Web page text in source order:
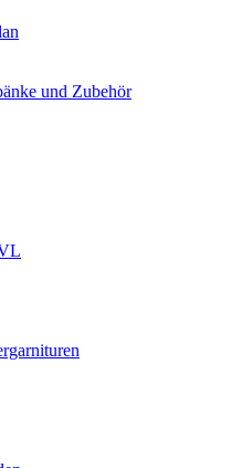
und Zubehör